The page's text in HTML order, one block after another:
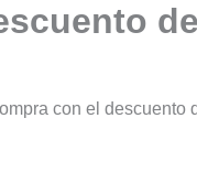
con el descuento